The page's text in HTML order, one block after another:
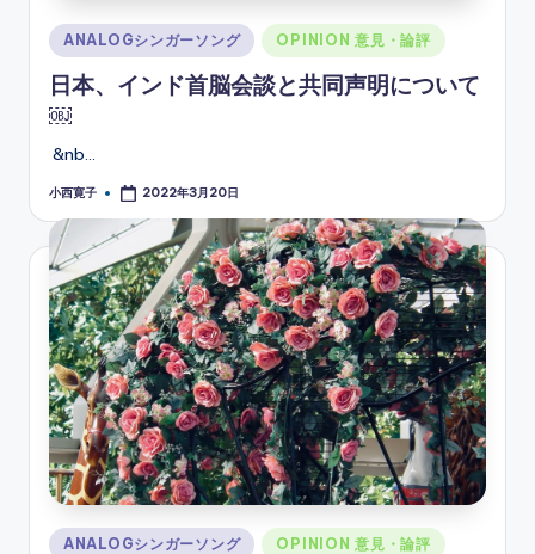
Posted
in
ANALOGシンガーソング OPINION 意見・論評
日本、インド首脳会談と共同声明について
￼
&nb…
Posted
小西寛子 2022年3月20日
Posted
ANALOGシンガーソング OPINION 意見・論評